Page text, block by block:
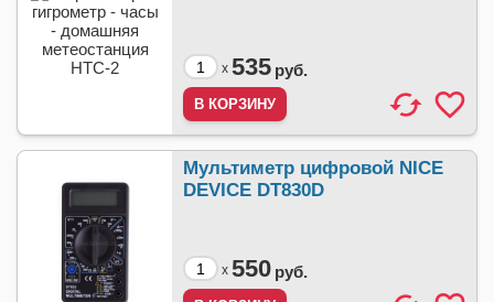
x 535 руб.
Мультиметр цифровой NICE
DEVICE DT830D
x 550 руб.